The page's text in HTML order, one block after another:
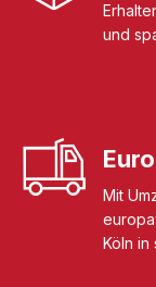
und
Mit
Köln in